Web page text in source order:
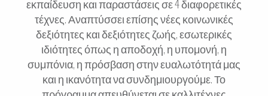
εκπαίδευση και παραστάσεις σε 4 διαφορετικές
τέχνες. Αναπτύσσει επίσης νέες κοινωνικές
δεξιότητες και δεξιότητες ζωής, εσωτερικές
ιδιότητες όπως η αποδοχή, η υπομονή, η
συμπόνια, η πρόσβαση στην ευαλωτότητά μας
και η ικανότητα να συνδημιουργούμε. Το